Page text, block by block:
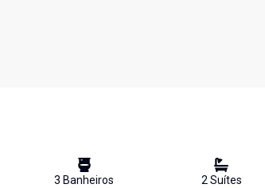
3 Banheiros 2Suítes